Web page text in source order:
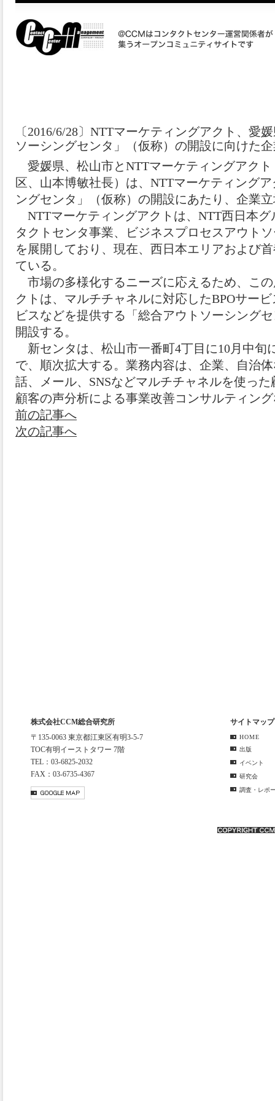
〔2016/6/28〕NTTマーケティングアクト、愛
ソーシングセンタ」（仮称）の開設に向けた
愛媛県、松山市とNTTマーケティングアク
区、山本博敏社長）は、NTTマーケティング
ングセンタ」（仮称）の開設にあたり、企業
NTTマーケティングアクトは、NTT西日本グ
タクトセンタ事業、ビジネスプロセスアウト
を展開しており、現在、西日本エリアおよび
ている。
市場の多様化するニーズに応えるため、こ
クトは、マルチチャネルに対応したBPOサー
ビスなどを提供する「総合アウトソーシング
開設する。
新センタは、松山市一番町4丁目に10月中旬
で、順次拡大する。業務内容は、企業、自治
話、メール、SNSなどマルチチャネルを使っ
顧客の声分析による事業改善コンサルティン
前の記事へ
次の記事へ
株式会社CCM総合研究所
〒135-0063 東京都江東区有明3-5-7
TOC有明イーストタワー 7階
TEL：03-6825-2032
FAX：03-6735-4367
サイトマップ
HOME
出版
イベント
研究会
調査・レポ